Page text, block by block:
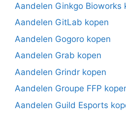
Aandelen Ginkgo Bioworks
Aandelen GitLab kopen
Aandelen Gogoro kopen
Aandelen Grab kopen
Aandelen Grindr kopen
Aandelen Groupe FFP
Aandelen Guild Esports